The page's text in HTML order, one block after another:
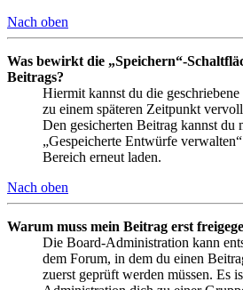
Nach oben
Was bewirkt die „Speichern“-
Beitrags?
Hiermit kannst du die
zu einem späteren Zeitpunkt
Den gesicherten Beitrag kannst du
„Gespeicherte Entwürfe
Bereich erneut laden.
Nach oben
Warum muss mein Beitrag erst
Die Board-Administration kann
dem Forum, in dem du einen
zuerst geprüft werden müssen. Es